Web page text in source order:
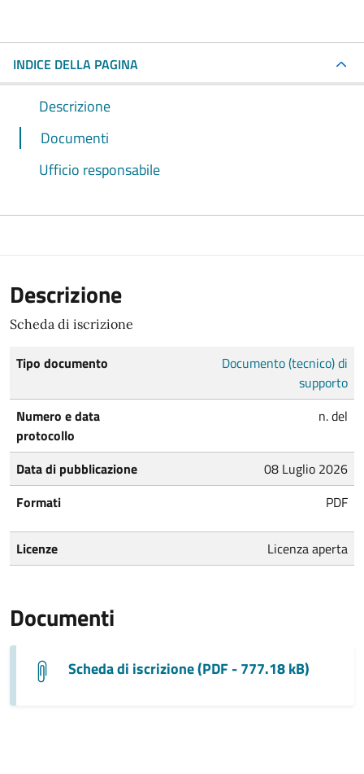
INDICE DELLA PAGINA
Descrizione
Documenti
Ufficio responsabile
Descrizione
Scheda di iscrizione
Tipo documento
Documento (tecnico) di
supporto
Numero e data
protocollo
n. del
Data di pubblicazione
08 Luglio 2026
Formati
PDF
Licenze Licenza aperta
Documenti
Scheda di iscrizione (PDF - 777.18 kB)